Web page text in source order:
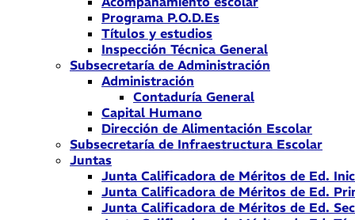
Programa P.O.D.Es
Títulos y estudios
Inspección Técnica General
Subsecretaría de Administración
Administración
Contaduría General
Capital Humano
Dirección de Alimentación Escolar
Subsecretaría de Infraestructura Escolar
Juntas
Junta Calificadora de Méritos de Ed.
Junta Calificadora de Méritos de Ed.
Junta Calificadora de Méritos de Ed.